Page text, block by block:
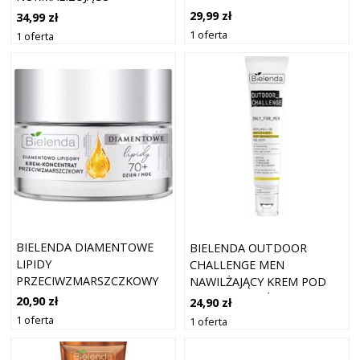
MATUJĄCY 40ML
34,99 zł
1 oferta
60+ NA NOC
29,99 zł
1 oferta
BIELENDA DIAMENTOWE
LIPIDY
PRZECIWZMARSZCZKOWY
KREM DO TWARZY 70+
50ML
20,90 zł
1 oferta
BIELENDA OUTDOOR
CHALLENGE MEN
NAWILŻAJĄCY KREM POD
OCZY DLA MĘŻCZYZN 15ML
24,90 zł
1 oferta